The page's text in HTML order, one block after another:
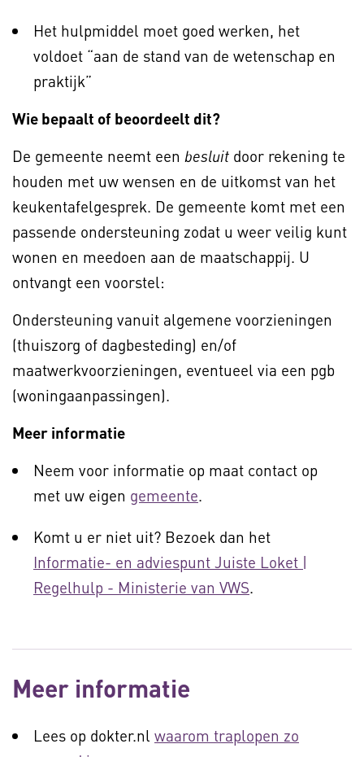
Het hulpmiddel moet goed werken, het
voldoet “aan de stand van de wetenschap en
praktijk”
Wie bepaalt of beoordeelt dit?
De gemeente neemt een besluit door rekening te
houden met uw wensen en de uitkomst van het
keukentafelgesprek. De gemeente komt met een
passende ondersteuning zodat u weer veilig kunt
wonen en meedoen aan de maatschappij. U
ontvangt een voorstel:
Ondersteuning vanuit algemene voorzieningen
(thuiszorg of dagbesteding) en/of
maatwerkvoorzieningen, eventueel via een pgb
(woningaanpassingen).
Meer informatie
Neem voor informatie op maat contact op
met uw eigen gemeente.
Komt u er niet uit? Bezoek dan het
Informatie- en adviespunt Juiste Loket |
Regelhulp - Ministerie van VWS.
Meer informatie
Lees op dokter.nl waarom traplopen zo